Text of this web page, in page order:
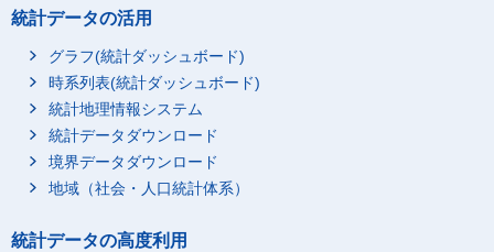
統計データの活用
グラフ(統計ダッシュボード)
時系列表(統計ダッシュボード)
統計地理情報システム
統計データダウンロード
境界データダウンロード
地域（社会・人口統計体系）
統計データの高度利用